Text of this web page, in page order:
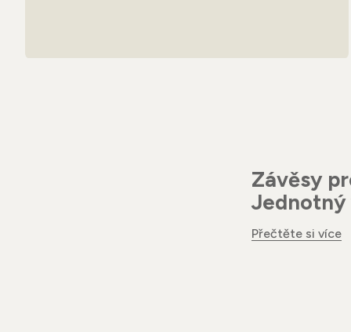
Závěsy
Jednotný
Přečtěte si více